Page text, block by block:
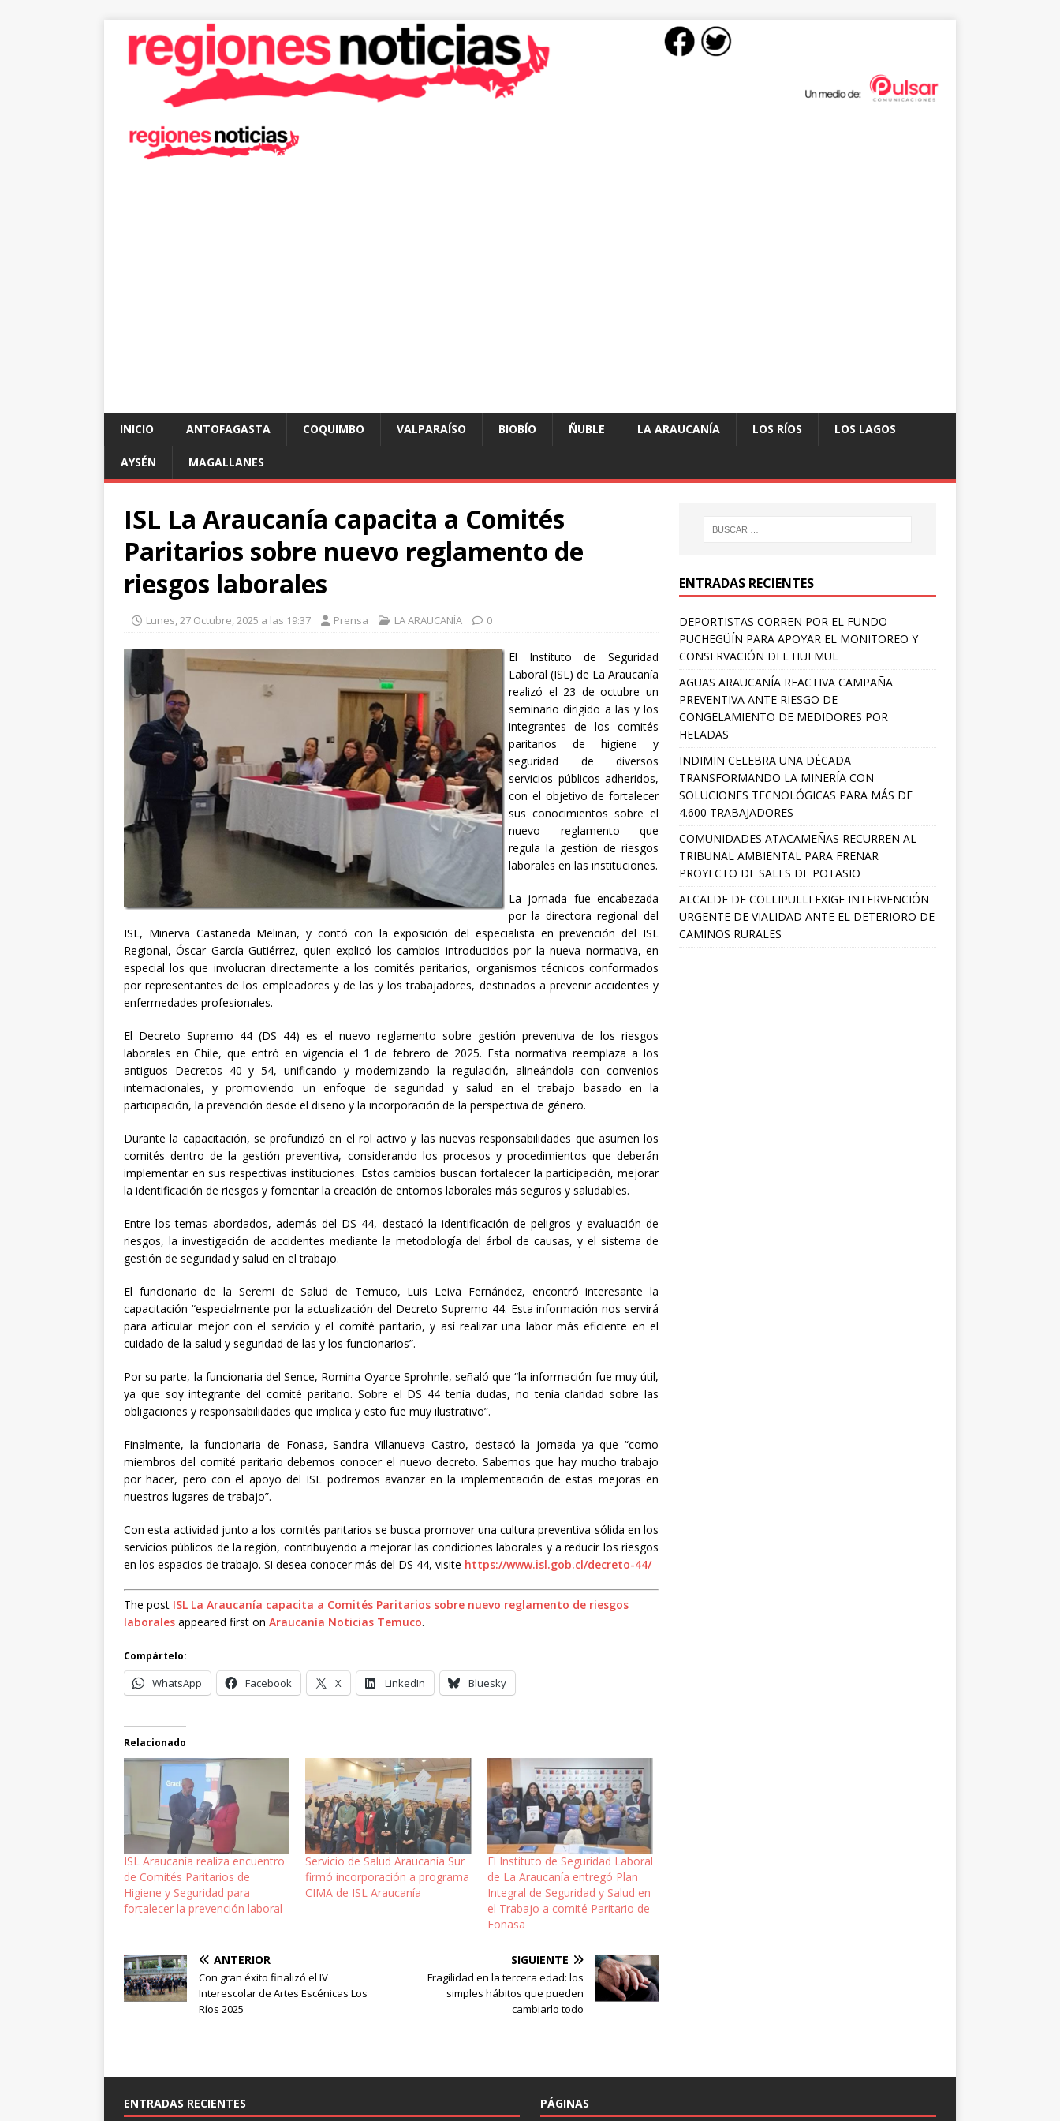
INICIO ANTOFAGASTA COQUIMBO VALPARAÍSO BIOBÍO ÑUBLE LA ARAUCANÍA LOS RÍOS LOS LAGOS
AYSÉN MAGALLANES
ISL La Araucanía capacita a Comités
Paritarios sobre nuevo reglamento de
riesgos laborales
Lunes, 27 Octubre, 2025 a las 19:37 Prensa LA ARAUCANÍA 0
El Instituto de Seguridad
Laboral (ISL) de La Araucanía
realizó el 23 de octubre un
seminario dirigido a las y los
integrantes de los comités
paritarios de higiene y
seguridad de diversos
servicios públicos adheridos,
con el objetivo de fortalecer
sus conocimientos sobre el
nuevo reglamento que
regula la gestión de riesgos
laborales en las instituciones.
La jornada fue encabezada
por la directora regional del
ISL, Minerva Castañeda Meliñan, y contó con la exposición del especialista en prevención del ISL
Regional, Óscar García Gutiérrez, quien explicó los cambios introducidos por la nueva normativa, en
especial los que involucran directamente a los comités paritarios, organismos técnicos conformados
por representantes de los empleadores y de las y los trabajadores, destinados a prevenir accidentes y
enfermedades profesionales.
El Decreto Supremo 44 (DS 44) es el nuevo reglamento sobre gestión preventiva de los riesgos
laborales en Chile, que entró en vigencia el 1 de febrero de 2025. Esta normativa reemplaza a los
antiguos Decretos 40 y 54, unificando y modernizando la regulación, alineándola con convenios
internacionales, y promoviendo un enfoque de seguridad y salud en el trabajo basado en la
participación, la prevención desde el diseño y la incorporación de la perspectiva de género.
Durante la capacitación, se profundizó en el rol activo y las nuevas responsabilidades que asumen los
comités dentro de la gestión preventiva, considerando los procesos y procedimientos que deberán
implementar en sus respectivas instituciones. Estos cambios buscan fortalecer la participación, mejorar
la identificación de riesgos y fomentar la creación de entornos laborales más seguros y saludables.
Entre los temas abordados, además del DS 44, destacó la identificación de peligros y evaluación de
riesgos, la investigación de accidentes mediante la metodología del árbol de causas, y el sistema de
gestión de seguridad y salud en el trabajo.
El funcionario de la Seremi de Salud de Temuco, Luis Leiva Fernández, encontró interesante la
capacitación “especialmente por la actualización del Decreto Supremo 44. Esta información nos servirá
para articular mejor con el servicio y el comité paritario, y así realizar una labor más eficiente en el
cuidado de la salud y seguridad de las y los funcionarios”.
Por su parte, la funcionaria del Sence, Romina Oyarce Sprohnle, señaló que “la información fue muy útil,
ya que soy integrante del comité paritario. Sobre el DS 44 tenía dudas, no tenía claridad sobre las
obligaciones y responsabilidades que implica y esto fue muy ilustrativo”.
Finalmente, la funcionaria de Fonasa, Sandra Villanueva Castro, destacó la jornada ya que “como
miembros del comité paritario debemos conocer el nuevo decreto. Sabemos que hay mucho trabajo
por hacer, pero con el apoyo del ISL podremos avanzar en la implementación de estas mejoras en
nuestros lugares de trabajo”.
Con esta actividad junto a los comités paritarios se busca promover una cultura preventiva sólida en los
servicios públicos de la región, contribuyendo a mejorar las condiciones laborales y a reducir los riesgos
en los espacios de trabajo. Si desea conocer más del DS 44, visite https://www.isl.gob.cl/decreto-44/
The post ISL La Araucanía capacita a Comités Paritarios sobre nuevo reglamento de riesgos
laborales appeared first on Araucanía Noticias Temuco.
Compártelo:
WhatsApp Facebook X LinkedIn Bluesky
Relacionado
ISL Araucanía realiza encuentro
de Comités Paritarios de
Higiene y Seguridad para
fortalecer la prevención laboral
Servicio de Salud Araucanía Sur
firmó incorporación a programa
CIMA de ISL Araucanía
El Instituto de Seguridad Laboral
de La Araucanía entregó Plan
Integral de Seguridad y Salud en
el Trabajo a comité Paritario de
Fonasa
ANTERIOR
Con gran éxito finalizó el IV
Interescolar de Artes Escénicas Los
Ríos 2025
SIGUIENTE
Fragilidad en la tercera edad: los
simples hábitos que pueden
cambiarlo todo
ENTRADAS RECIENTES
DEPORTISTAS CORREN POR EL FUNDO
PUCHEGÜÍN PARA APOYAR EL MONITOREO Y
CONSERVACIÓN DEL HUEMUL
AGUAS ARAUCANÍA REACTIVA CAMPAÑA
PREVENTIVA ANTE RIESGO DE
CONGELAMIENTO DE MEDIDORES POR
HELADAS
INDIMIN CELEBRA UNA DÉCADA
TRANSFORMANDO LA MINERÍA CON
SOLUCIONES TECNOLÓGICAS PARA MÁS DE
4.600 TRABAJADORES
COMUNIDADES ATACAMEÑAS RECURREN AL
TRIBUNAL AMBIENTAL PARA FRENAR
PROYECTO DE SALES DE POTASIO
ALCALDE DE COLLIPULLI EXIGE INTERVENCIÓN
URGENTE DE VIALIDAD ANTE EL DETERIORO DE
CAMINOS RURALES
ENTRADAS RECIENTES PÁGINAS